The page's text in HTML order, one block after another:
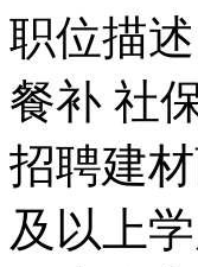
职位描述
餐补 社
招聘建
及以上